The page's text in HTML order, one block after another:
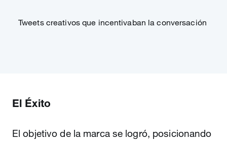
Tweets creativos que incentivaban la conversación
El Éxito
El objetivo de la marca se logró, posicionando